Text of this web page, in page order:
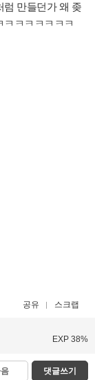
럼 만들던가 왜 좆
ㅋㅋㅋㅋㅋㅋ
공유 스크랩
EXP 38%
댓글쓰기